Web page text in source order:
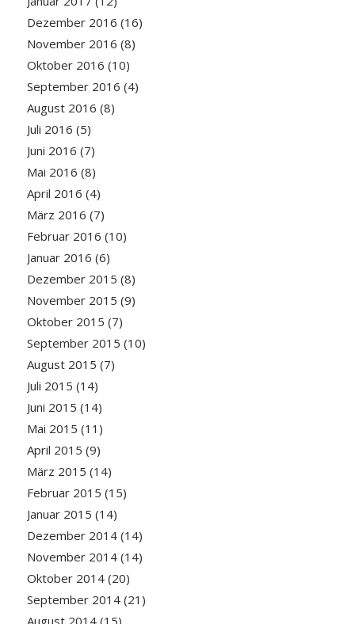
Dezember 2016 (16)
November 2016 (8)
Oktober 2016 (10)
September 2016 (4)
August 2016 (8)
Juli 2016 (5)
Juni 2016 (7)
Mai 2016 (8)
April 2016 (4)
März 2016 (7)
Februar 2016 (10)
Januar 2016 (6)
Dezember 2015 (8)
November 2015 (9)
Oktober 2015 (7)
September 2015 (10)
August 2015 (7)
Juli 2015 (14)
Juni 2015 (14)
Mai 2015 (11)
April 2015 (9)
März 2015 (14)
Februar 2015 (15)
Januar 2015 (14)
Dezember 2014(14)
November 2014(14)
Oktober 2014(20)
September 2014(21)